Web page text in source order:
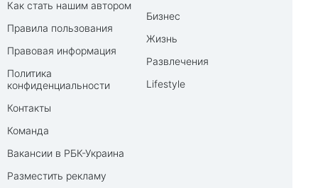
Как стать нашим автором
Правила пользования
Правовая информация
Политика
конфиденциальности
Контакты
Команда
Вакансии в РБК-Украина
Разместить рекламу
Бизнес
Жизнь
Развлечения
Lifestyle